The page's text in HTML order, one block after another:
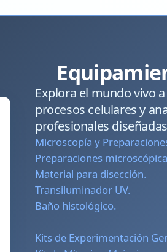
Explora el mundo vivo
procesos celulares y
profesionales
Microscopía y
Preparaciones
Material para disección.
Transiluminador UV.
Baño histológico.
Kits de Experimentación